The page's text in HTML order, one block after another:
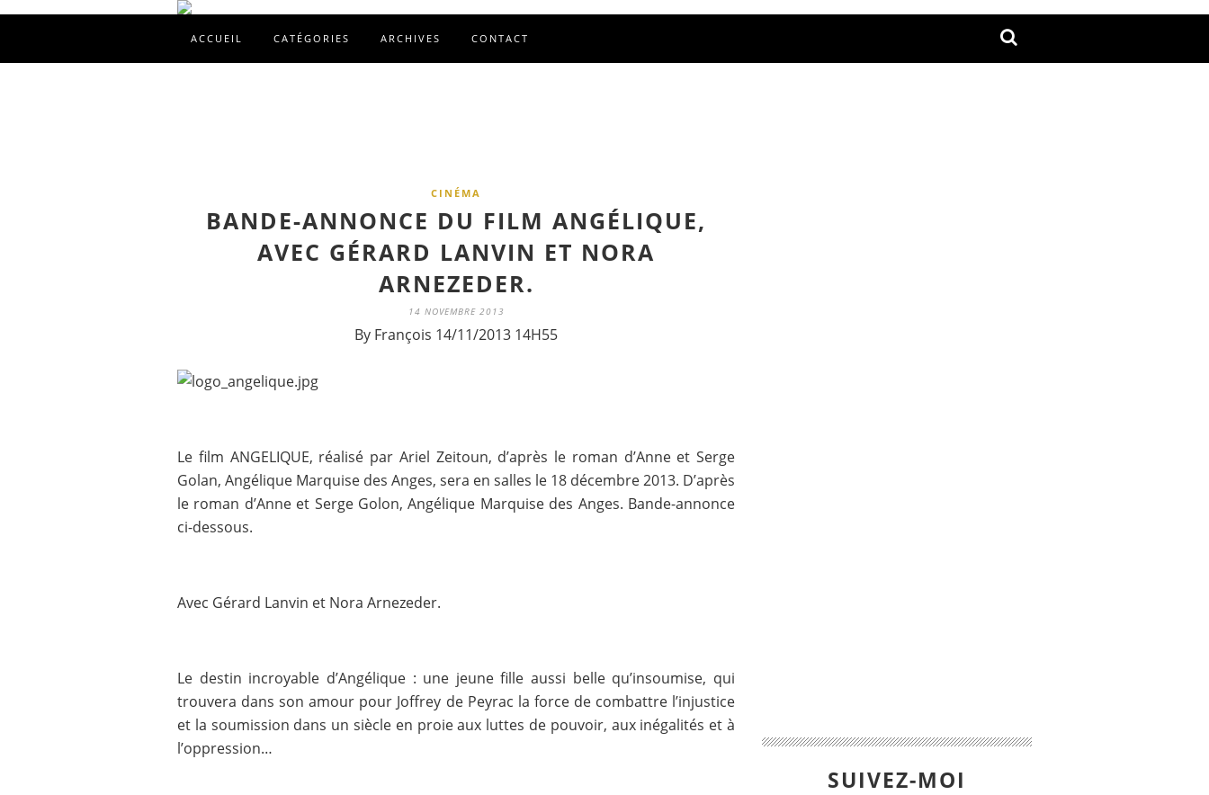
ACCUEIL CATÉGORIES ARCHIVES CONTACT
CINÉMA
BANDE-ANNONCE DU FILM ANGÉLIQUE,
AVEC GÉRARD LANVIN ET NORA
ARNEZEDER.
14 NOVEMBRE 2013
By François 14/11/2013 14H55
Le film ANGELIQUE, réalisé par Ariel Zeitoun, d’après le roman d’Anne et Serge
Golan, Angélique Marquise des Anges, sera en salles le 18 décembre 2013. D’après
le roman d’Anne et Serge Golon, Angélique Marquise des Anges. Bande-annonce
ci-dessous.
Avec Gérard Lanvin et Nora Arnezeder.
Le destin incroyable d’Angélique : une jeune fille aussi belle qu’insoumise, qui
trouvera dans son amour pour Joffrey de Peyrac la force de combattre l’injustice
et la soumission dans un siècle en proie aux luttes de pouvoir, aux inégalités et à
l’oppression…
SUIVEZ-MOI